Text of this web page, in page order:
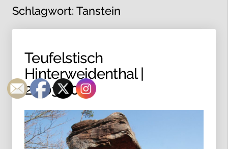
Schlagwort: Tanstein
Teufelstisch
Hinterweidenthal |
23.03.2019